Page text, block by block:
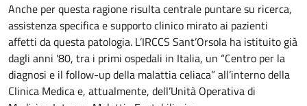
Anche per questa ragione risulta centrale puntare su ricerca,
assistenza specifica e supporto clinico mirato ai pazienti
affetti da questa patologia. L’IRCCS Sant’Orsola ha istituito già
dagli anni '80, tra i primi ospedali in Italia, un “Centro per la
diagnosi e il follow-up della malattia celiaca” all’interno della
Clinica Medica e, attualmente, dell’Unità Operativa di